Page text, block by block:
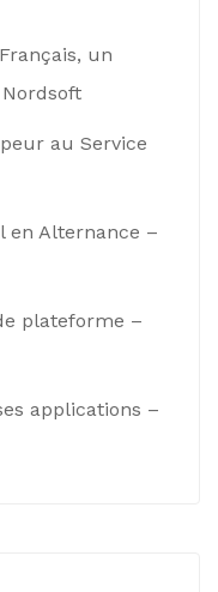
un
au Service
en Alternance –
plateforme –
applications –